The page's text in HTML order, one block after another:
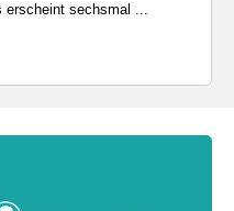
erscheint sechsmal ...